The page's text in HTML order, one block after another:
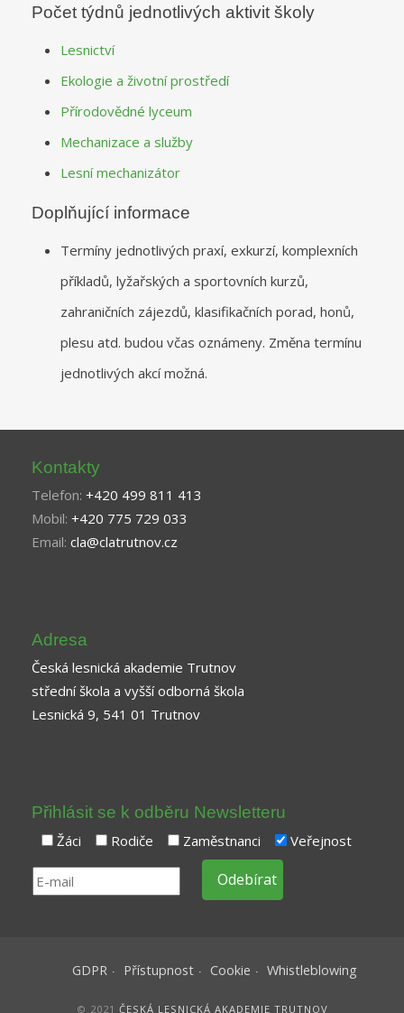
Počet týdnů jednotlivých aktivit školy
Lesnictví
Ekologie a životní prostředí
Přírodovědné lyceum
Mechanizace a služby
Lesní mechanizátor
Doplňující informace
Termíny jednotlivých praxí, exkurzí, komplexních
příkladů, lyžařských a sportovních kurzů,
zahraničních zájezdů, klasifikačních porad, honů,
plesu atd. budou včas oznámeny. Změna termínu
jednotlivých akcí možná.
Kontakty
Telefon: +420 499 811 413
Mobil: +420 775 729 033
Email: cla@clatrutnov.cz
Adresa
Česká lesnická akademie Trutnov
střední škola a vyšší odborná škola
Lesnická 9, 541 01 Trutnov
Přihlásit se k odběru Newsletteru
Žáci Rodiče Zaměstnanci Veřejnost
GDPR Přístupnost Cookie Whistleblowing
© 2021 ČESKÁ LESNICKÁ AKADEMIE TRUTNOV